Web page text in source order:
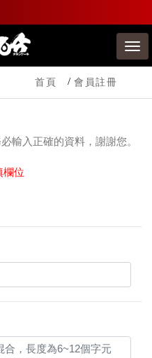
首頁 會員註冊
輸入正確的資料，謝謝您。
欄位